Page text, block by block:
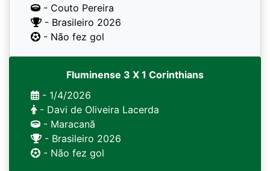
- Couto Pereira
- Brasileiro 2026
- Não fez gol
Fluminense 3 X 1 Corinthians
- 1/4/2026
- Davi de Oliveira Lacerda
- Maracanã
- Brasileiro 2026
- Não fez gol